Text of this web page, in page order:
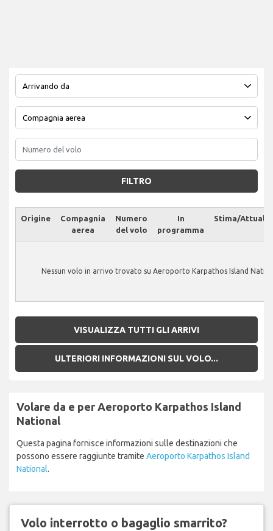
FILTRO
Origine
Compagnia
aerea
Numero
del volo
In
programma
Stima/Attuale
Nessun volo in arrivo trovato su Aeroporto Karpathos Island
VISUALIZZA TUTTI GLI ARRIVI
ULTERIORI INFORMAZIONI SUL VOLO...
Volare da e per Aeroporto Karpathos Island
National
Questa pagina fornisce informazioni sulle destinazioni che
possono essere raggiunte tramite Aeroporto Karpathos Island
National.
Volo interrotto o bagaglio smarrito?